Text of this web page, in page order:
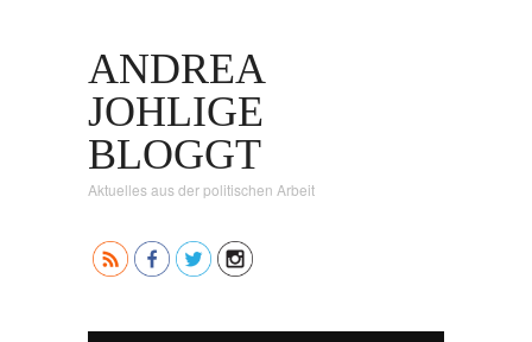
ANDREA
JOHLIGE
BLOGGT
Aktuelles aus der politischen Arbeit